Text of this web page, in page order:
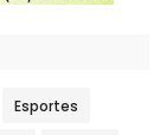
Esportes